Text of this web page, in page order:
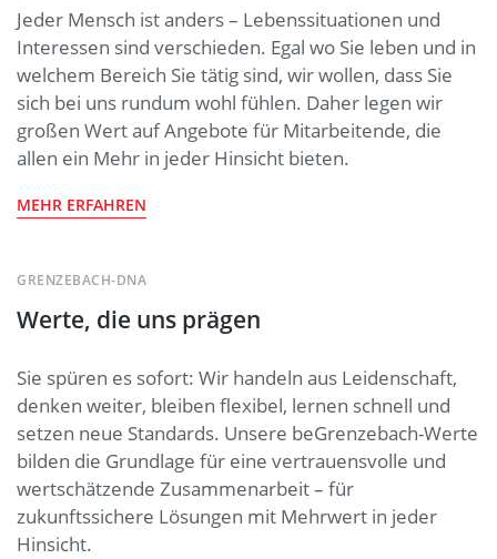
Jeder Mensch ist anders – Lebenssituationen und
Interessen sind verschieden. Egal wo Sie leben und in
welchem Bereich Sie tätig sind, wir wollen, dass Sie
sich bei uns rundum wohl fühlen. Daher legen wir
großen Wert auf Angebote für Mitarbeitende, die
allen ein Mehr in jeder Hinsicht bieten.
MEHR ERFAHREN
Werte, die uns prägen
GRENZEBACH-DNA
Sie spüren es sofort: Wir handeln aus Leidenschaft,
denken weiter, bleiben flexibel, lernen schnell und
setzen neue Standards. Unsere beGrenzebach-Werte
bilden die Grundlage für eine vertrauensvolle und
wertschätzende Zusammenarbeit – für
zukunftssichere Lösungen mit Mehrwert in jeder
Hinsicht.